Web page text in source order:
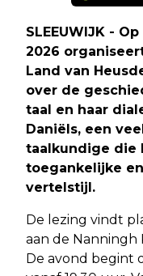
SLEEUWIJK -
2026
Land van
over de
taal en haar
Daniëls, een
taalkundige die
toegankelijke
vertelstijl.
De lezing vindt
aan de Nanningh
De avond begint